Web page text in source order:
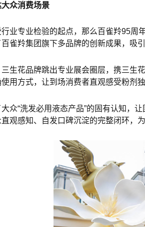
众消费场景
业专业检验的起点，那么百雀羚95
雀羚集团旗下多品牌的创新成果，吸
生花品牌跳出专业展会圈层，携三生
用方式，让到场消费者直观感受粉剂
众“洗发必用液态产品”的固有认知，
观感知、自发口碑沉淀的完整闭环，